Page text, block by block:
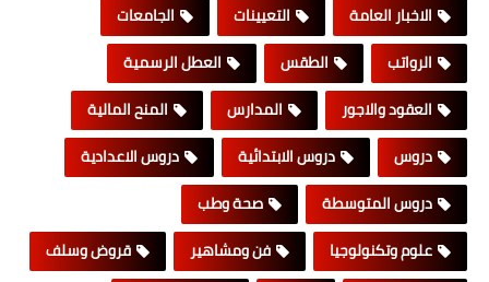
الاخبار العامة
التعيينات
الجامعات
الرواتب
الطقس
العطل الرسمية
العقود والاجور
المدارس
المنح المالية
دروس
دروس الابتدائية
دروس الاعدادية
دروس المتوسطة
صحة وطب
علوم وتكنولوجيا
فن ومشاهير
قروض وسلف